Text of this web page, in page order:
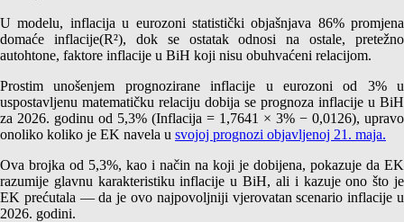
U modelu, inflacija u eurozoni statistički objašnjava 86% promjena
domaće inflacije(R²), dok se ostatak odnosi na ostale, pretežno
autohtone, faktore inflacije u BiH koji nisu obuhvaćeni relacijom.
Prostim unošenjem prognozirane inflacije u eurozoni od 3% u
uspostavljenu matematičku relaciju dobija se prognoza inflacije u BiH
za 2026. godinu od 5,3% (Inflacija = 1,7641 × 3% − 0,0126), upravo
onoliko koliko je EK navela u svojoj prognozi objavljenoj 21. maja.
Ova brojka od 5,3%, kao i način na koji je dobijena, pokazuje da EK
razumije glavnu karakteristiku inflacije u BiH, ali i kazuje ono što je
EK prećutala — da je ovo najpovoljniji vjerovatan scenario inflacije u
2026. godini.